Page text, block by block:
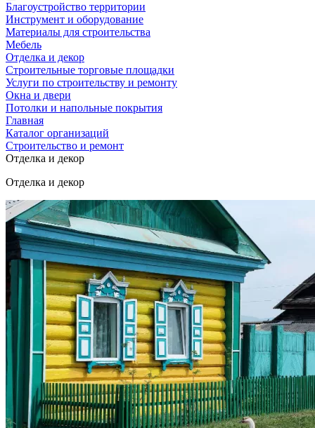
Благоустройство территории
Инструмент и оборудование
Материалы для строительства
Мебель
Отделка и декор
Строительные торговые площадки
Услуги по строительству и ремонту
Окна и двери
Потолки и напольные покрытия
Главная
Каталог организаций
Строительство и ремонт
Отделка и декор
Отделка и декор